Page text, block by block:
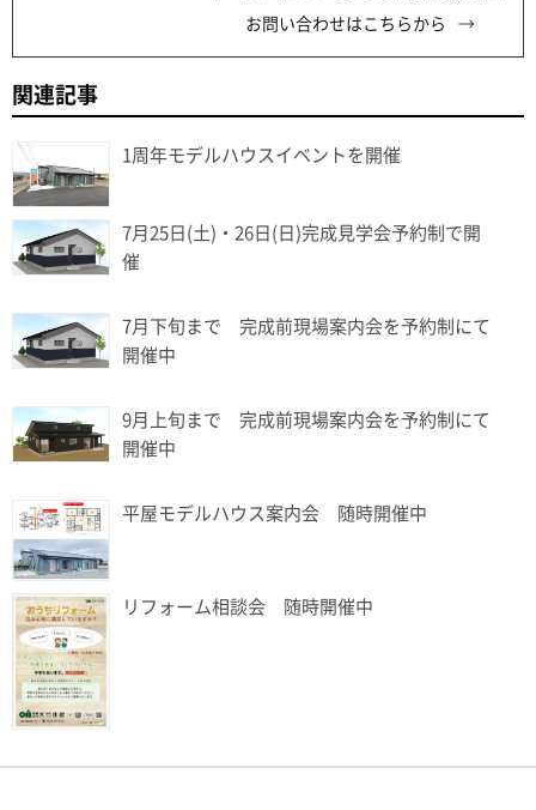
お問い合わせはこちらから
関連記事
1周年モデルハウスイベントを開催
7月25日(土)・26日(日)完成見学会予約制で開
催
7月下旬まで 完成前現場案内会を予約制にて
開催中
9月上旬まで 完成前現場案内会を予約制にて
開催中
平屋モデルハウス案内会 随時開催中
リフォーム相談会 随時開催中